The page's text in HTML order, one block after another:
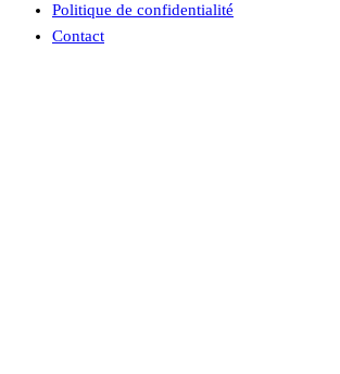
Politique de confidentialité
Contact